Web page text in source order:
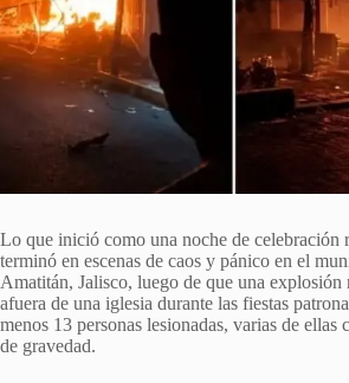
Lo que inició como una noche de celebración
terminó en escenas de caos y pánico en el
Amatitán, Jalisco, luego de que una explosión
afuera de una iglesia durante las fiestas
menos 13 personas lesionadas, varias de ellas
de gravedad.